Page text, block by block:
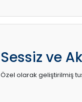
Sessiz ve
Özel olarak geliştirilmiş